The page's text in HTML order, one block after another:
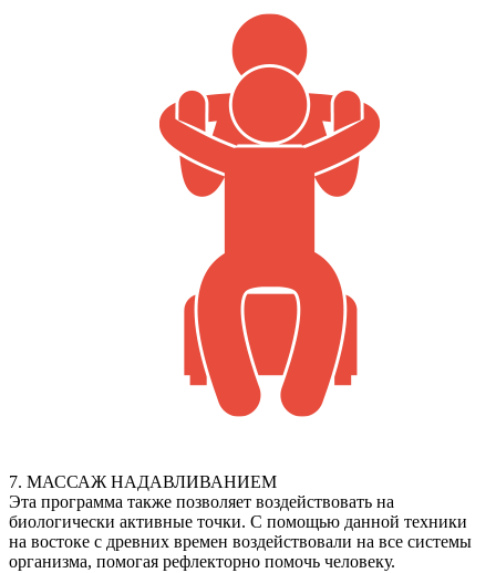
7. МАССАЖ НАДАВЛИВАНИЕМ
Эта программа также позволяет воздействовать на
биологически активные точки. С помощью данной техники
на востоке с древних времен воздействовали на все системы
организма, помогая рефлекторно помочь человеку.